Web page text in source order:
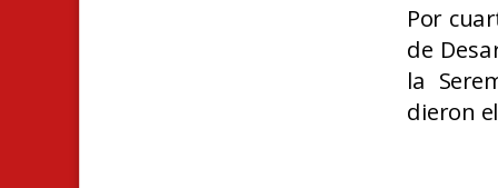
Por c
de
la
dieron